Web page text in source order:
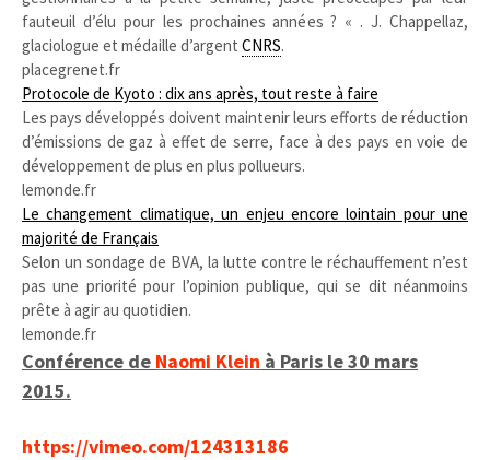
fauteuil d’élu pour les prochaines années ? « . J. Chappellaz,
glaciologue et médaille d’argent CNRS.
placegrenet.fr
Protocole de Kyoto : dix ans après, tout reste à faire
Les pays développés doivent maintenir leurs efforts de réduction
d’émissions de gaz à effet de serre, face à des pays en voie de
développement de plus en plus pollueurs.
lemonde.fr
Le changement climatique, un enjeu encore lointain pour une
majorité de Français
Selon un sondage de BVA, la lutte contre le réchauffement n’est
pas une priorité pour l’opinion publique, qui se dit néanmoins
prête à agir au quotidien.
lemonde.fr
Conférence de Naomi Klein à Paris le 30 mars
2015.
https://vimeo.com/124313186